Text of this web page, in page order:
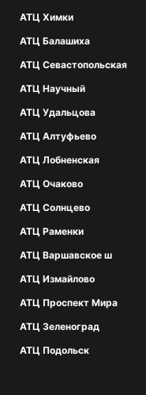
АТЦ Химки
АТЦ Балашиха
АТЦ Севастопольская
АТЦ Научный
АТЦ Удальцова
АТЦ Алтуфьево
АТЦ Лобненская
АТЦ Очаково
АТЦ Солнцево
АТЦ Раменки
АТЦ Варшавское ш
АТЦ Измайлово
АТЦ Проспект Мира
АТЦ Зеленоград
АТЦ Подольск